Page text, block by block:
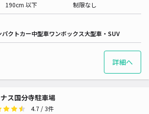
190cm 以下
制限なし
パクトカー中型車ワンボックス大型車・SUV
詳細へ
ス国分寺駐車場
4.7 / 3件